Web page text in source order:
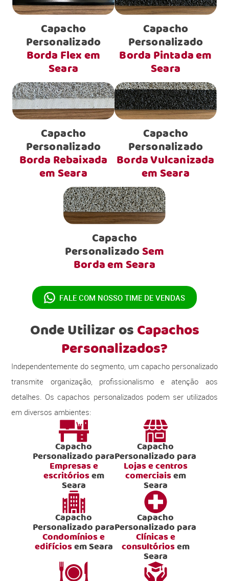
Capacho
Personalizado
Borda Flex em
Seara
Capacho
Personalizado
Borda Pintada em
Seara
Capacho
Personalizado
Borda Rebaixada
em Seara
Capacho
Personalizado
Borda Vulcanizada
em Seara
Capacho
PersonalizadoSem
Borda em Seara
FALE COM NOSSO TIME DE VENDAS
Onde Utilizar osCapachos
Personalizados?
Independentemente do segmento, um capacho personalizado
transmite organização, profissionalismo e atenção aos
detalhes. Os capachos personalizados podem ser utilizados
em diversos ambientes:
Capacho
Personalizado para
Empresas e
escritóriosem
Seara
Capacho
Personalizado para
Lojas e centros
comerciaisem
Seara
Capacho
Personalizado para
Condomínios e
edifíciosem Seara
Capacho
Personalizado para
Clínicas e
consultóriosem
Seara